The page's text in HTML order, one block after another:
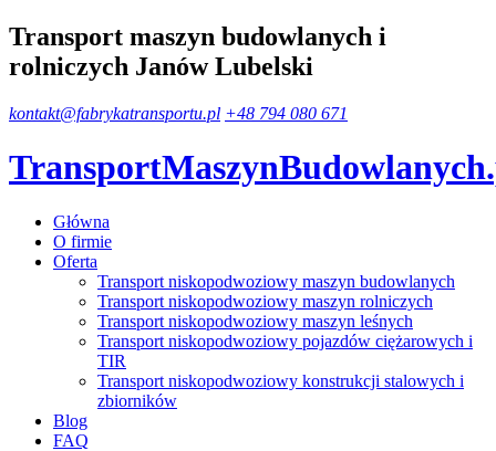
Transport maszyn budowlanych i
rolniczych Janów Lubelski
kontakt@fabrykatransportu.pl +48 794 080 671
TransportMaszynBudowlanych
Główna
O firmie
Oferta
Transport niskopodwoziowy maszyn budowlanych
Transport niskopodwoziowy maszyn rolniczych
Transport niskopodwoziowy maszyn leśnych
Transport niskopodwoziowy pojazdów ciężarowych i
TIR
Transport niskopodwoziowy konstrukcji stalowych i
zbiorników
Blog
FAQ